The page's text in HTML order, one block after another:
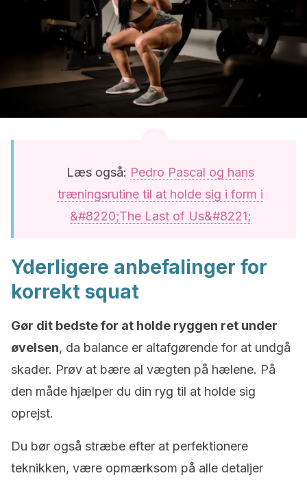
Læs også: Pedro Pascal og hans
træningsrutine til at holde sig i form i
&#8220;The Last of Us&#8221;
Yderligere anbefalinger for
korrekt squat
Gør dit bedste for at holde ryggen ret under
øvelsen, da balance er altafgørende for at undgå
skader. Prøv at bære al vægten på hælene. På
den måde hjælper du din ryg til at holde sig
oprejst.
Du bør også stræbe efter at perfektionere
teknikken, være opmærksom på alle detaljer